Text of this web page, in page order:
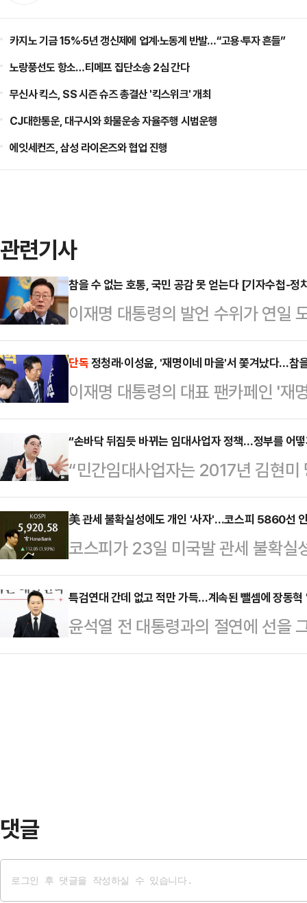
카지노 기금 15%·5년 갱신제에 업계·노동계 반발…“고용·투자 흔들”
노랑풍선도 항소…티메프 집단소송 2심 간다
무신사 킥스, SS 시즌 슈즈 총결산 '킥스위크' 개최
CJ대한통운, 대구시와 화물운송 자율주행 시범운행
에잇세컨즈, 삼성 라이온즈와 협업 진행
관련기사
참을 수 없는 호통, 국민 공감 못 얻는다 [기자수첩-정
이재명 대통령의 발언 수위가 연일
주택자를 양심을 잃은 존재처럼 몰
기와 다를 바 없다는 식의 인식도
"유치원생 같다"며 철부지 취급을
받을 만하다. 그러나 국정은 의지의
경청하기보다 편을 가르고, 정부를
는 태도는 불안하다. 열광하는 지지
다수의 표정은 …
단독정청래·이성윤, '재명이네 마을'서 쫓겨났다…참
이재명 대통령의 대표 팬카페인 '재
표와 이성윤 최고위원이 강제 탈퇴
그동안 이 대통령과 각을 세우는 듯
을 수 없다는 입장을 모은 것으로
는 22일 공지를 통해 정 대표와 이
과, 전체 투표수 1231표 중 찬성
인사를 강퇴, 추방하기로 결정했다
“손바닥 뒤집듯 바뀌는 임대사업자 정책…정부를 어
“민간임대사업자는 2017년 김현
장려했던 국가와의 계약 아닌가요.
어떤 국민이 국가 정책을 믿고 따를
20일 기자와 만나 최근 이재명 대
두고 이렇게 말했다. 이 대통령이
의무임대기간이 끝난 후 다주택자
등 제도 개편을 암시한 것에 대한
부 시기였던 지난 2017년…
美 관세 불확실성에도 개인 '사자'…코스피 5860선
코스피가 23일 미국발 관세 불확실
했다.한국거래소에 따르면, 이날
다 45.71포인트(0.79%) 오른
94.58포인트(1.63%) 상승한
기도 했다. 지수가 5900선을 넘어
특검연대 간데 없고 적만 가득…계속된 뺄셈에 장동혁
윤석열 전 대통령과의 절연에 선을
팎의 반발이 거세지고 있다. 6·3 지
댓글